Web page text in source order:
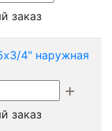
заказ
4" наружная
заказ